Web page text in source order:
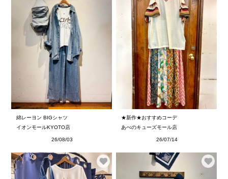
綿レーヨン BIGシャツ
イオンモールKYOTO店
26/08/03
★新作★おすすめコーデ
あべのキューズモール店
26/07/14